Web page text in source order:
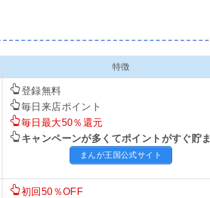
特徴
登録無料
毎日来店ポイント
毎日最大50％還元
キャンペーンが多くてポイントがすぐ貯
まんが王国公式サイト
初回50％OFF